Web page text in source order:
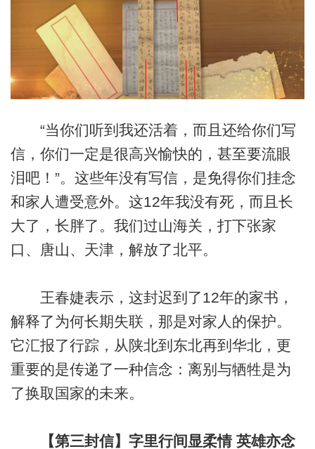
“当你们听到我还活着，而且还给你们写
信，你们一定是很高兴愉快的，甚至要流眼
泪吧！”。这些年没有写信，是免得你们挂念
和家人遭受意外。这12年我没有死，而且长
大了，长胖了。我们过山海关，打下张家
口、唐山、天津，解放了北平。
王春婕表示，这封迟到了12年的家书，
解释了为何长期失联，那是对家人的保护。
它汇报了行踪，从陕北到东北再到华北，更
重要的是传递了一种信念：离别与牺牲是为
了换取国家的未来。
【第三封信】字里行间显柔情 英雄亦念